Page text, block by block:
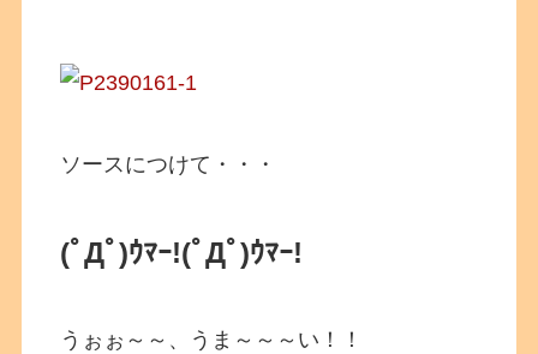
ソースにつけて・・・
(ﾟДﾟ)ｳﾏｰ!(ﾟДﾟ)ｳﾏｰ!
うぉぉ～～、うま～～～い！！